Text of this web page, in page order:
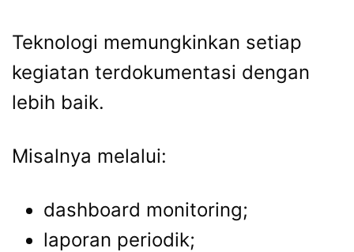
Teknologi memungkinkan setiap
kegiatan terdokumentasi dengan
lebih baik.
Misalnya melalui:
dashboard monitoring;
laporan periodik;